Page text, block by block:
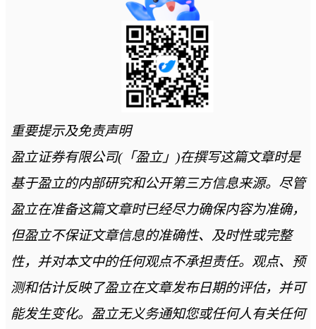
重要提示及免责声明
盈立证券有限公司(「盈立」)在撰写这篇文章时是
基于盈立的内部研究和公开第三方信息来源。尽管
盈立在准备这篇文章时已经尽力确保内容为准确，
但盈立不保证文章信息的准确性、及时性或完整
性，并对本文中的任何观点不承担责任。观点、预
测和估计反映了盈立在文章发布日期的评估，并可
能发生变化。盈立无义务通知您或任何人有关任何